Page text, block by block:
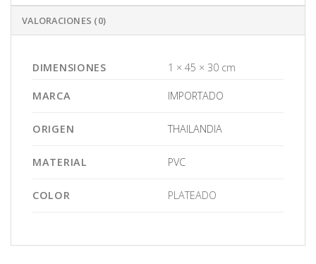
VALORACIONES (0)
DIMENSIONES 1 × 45 × 30 cm
MARCA IMPORTADO
ORIGEN THAILANDIA
MATERIAL PVC
COLOR PLATEADO